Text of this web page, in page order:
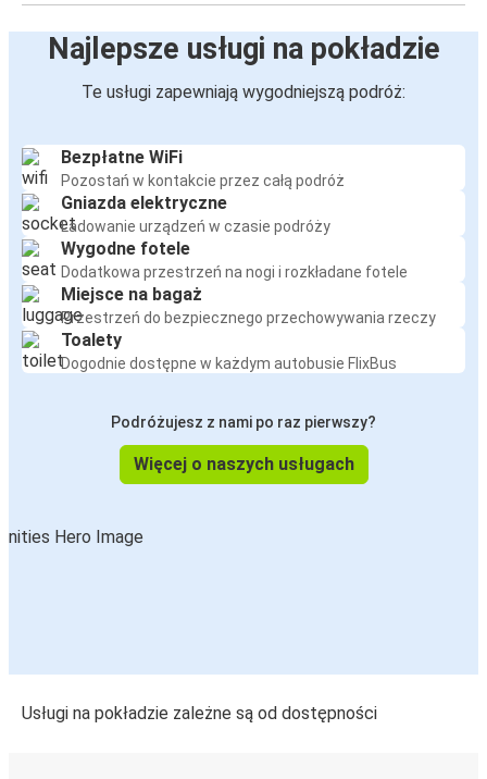
Najlepsze usługi na pokładzie
Te usługi zapewniają wygodniejszą podróż:
Bezpłatne WiFi
Pozostań w kontakcie przez całą podróż
Gniazda elektryczne
Ładowanie urządzeń w czasie podróży
Wygodne fotele
Dodatkowa przestrzeń na nogi i rozkładane fotele
Miejsce na bagaż
Przestrzeń do bezpiecznego przechowywania rzeczy
Toalety
Dogodnie dostępne w każdym autobusie FlixBus
Podróżujesz z nami po raz pierwszy?
Więcej o naszych usługach
Usługi na pokładzie zależne są od dostępności